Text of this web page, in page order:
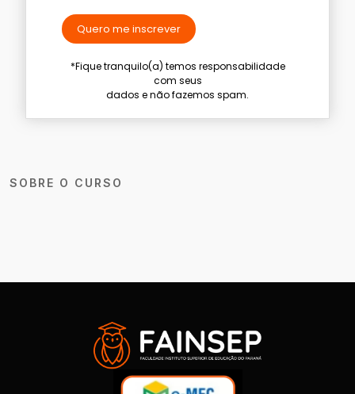
SOBRE O CURSO
Quero me inscrever
*Fique tranquilo(a) temos responsabilidade
com seus
dados e não fazemos spam.